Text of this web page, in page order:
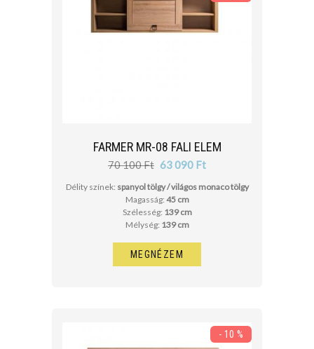
FARMER MR-08 FALI ELEM
70 100 Ft 63 090 Ft
Délity színek: spanyol tölgy / világos monaco tölgy
Magasság: 45 cm
Szélesség: 139 cm
Mélység: 139 cm
MEGNÉZEM
- 10 %